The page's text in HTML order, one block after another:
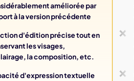
améliorée par
à la version précédente
d'édition précise tout en
les visages,
la composition, etc.
d'expression textuelle